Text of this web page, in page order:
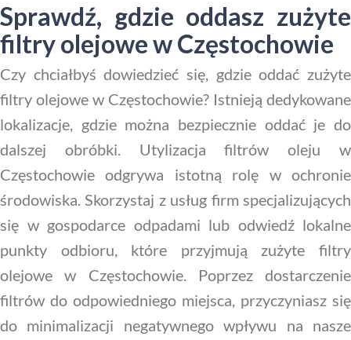
Sprawdź, gdzie oddasz zużyte
filtry olejowe w Częstochowie
Czy chciałbyś dowiedzieć się, gdzie oddać zużyte
filtry olejowe w Częstochowie? Istnieją dedykowane
lokalizacje, gdzie można bezpiecznie oddać je do
dalszej obróbki. Utylizacja filtrów oleju w
Częstochowie odgrywa istotną rolę w ochronie
środowiska. Skorzystaj z usług firm specjalizujących
się w gospodarce odpadami lub odwiedź lokalne
punkty odbioru, które przyjmują zużyte filtry
olejowe w Częstochowie. Poprzez dostarczenie
filtrów do odpowiedniego miejsca, przyczyniasz się
do minimalizacji negatywnego wpływu na nasze